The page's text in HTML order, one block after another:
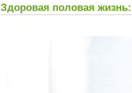
Здоровая половая жизнь: